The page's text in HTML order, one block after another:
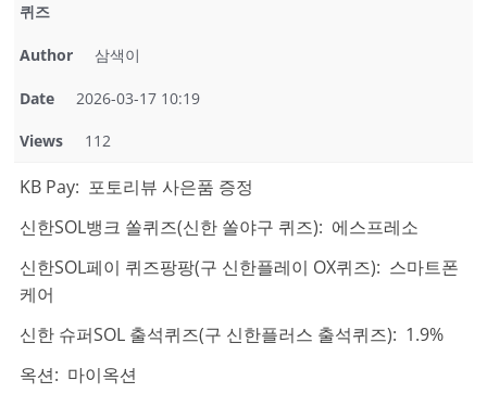
퀴즈
Author 삼색이
Date 2026-03-17 10:19
Views 112
KB Pay: 포토리뷰 사은품 증정
신한SOL뱅크 쏠퀴즈(신한 쏠야구 퀴즈): 에스프레소
신한SOL페이 퀴즈팡팡(구 신한플레이 OX퀴즈): 스마트폰
케어
신한 슈퍼SOL 출석퀴즈(구 신한플러스 출석퀴즈): 1.9%
옥션: 마이옥션